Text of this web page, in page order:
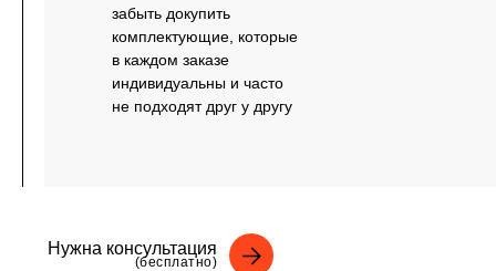
Нужна консультация
(бесплатно)
забыть докупить
комплектующие, которые
в каждом заказе
индивидуальны и часто
не подходят друг у другу